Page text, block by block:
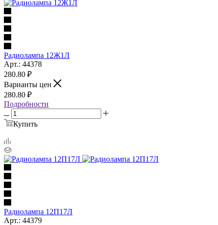
Радиолампа 12Ж1Л
Арт.: 44378
280.80 ₽
Варианты цен
280.80 ₽
Подробности
Купить
Радиолампа 12П17Л
Арт.: 44379